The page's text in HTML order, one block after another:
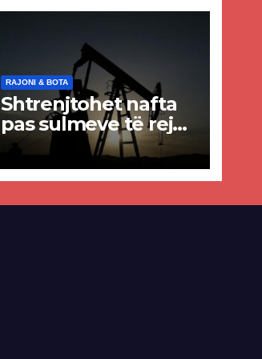
RAJONI & BOTA
Shtrenjtohet nafta
pas sulmeve të reja
SHBA–Iran